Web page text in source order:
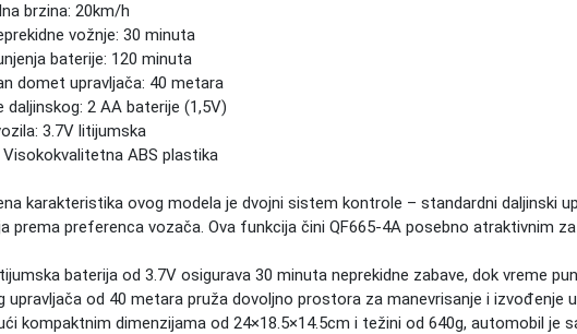
brzina: 20km/h
vožnje: 30 minuta
baterije: 120 minuta
domet upravljača: 40 metara
daljinskog: 2 AA baterije (1,5V)
3.7V litijumska
Visokokvalitetna ABS plastika
karakteristika ovog modela je dvojni sistem kontrole – standardni daljinski
prema preferenca vozača. Ova funkcija čini QF665-4A posebno atraktivnim
baterija od 3.7V osigurava 30 minuta neprekidne zabave, dok vreme
upravljača od 40 metara pruža dovoljno prostora za manevrisanje i izvođenje
kompaktnim dimenzijama od 24×18.5×14.5cm i težini od 640g, automobil